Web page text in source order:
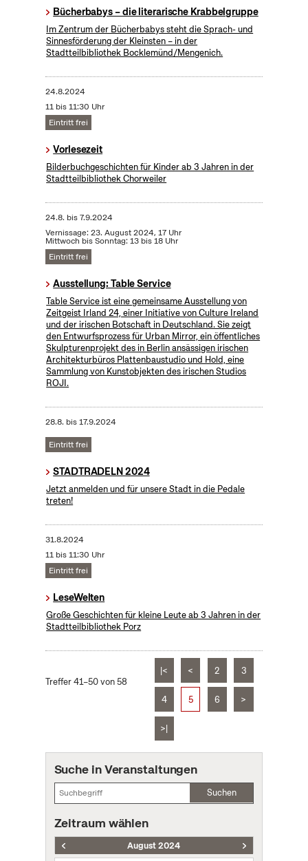
Bücherbabys – die literarische Krabbelgruppe
Im Zentrum der Bücherbabys steht die Sprach- und
Sinnesförderung der Kleinsten – in der
Stadtteilbibliothek Bocklemünd/Mengenich.
24.8.2024
11 bis 11:30 Uhr
Eintritt frei
Vorlesezeit
Bilderbuchgeschichten für Kinder ab 3 Jahren in der
Stadtteilbibliothek Chorweiler
24.8. bis7.9.2024
Vernissage: 23. August 2024, 17 Uhr
Mittwoch bis Sonntag: 13 bis 18 Uhr
Eintritt frei
Ausstellung: Table Service
Table Service ist eine gemeinsame Ausstellung von
Zeitgeist Irland 24, einer Initiative von Culture Ireland
und der irischen Botschaft in Deutschland. Sie zeigt
den Entwurfsprozess für Urban Mirror, ein öffentliches
Skulpturenprojekt des in Berlin ansässigen irischen
Architekturbüros Plattenbaustudio und Hold, eine
Sammlung von Kunstobjekten des irischen Studios
ROJI.
28.8. bis17.9.2024
Eintritt frei
STADTRADELN 2024
Jetzt anmelden und für unsere Stadt in die Pedale
treten!
31.8.2024
11 bis 11:30 Uhr
Eintritt frei
LeseWelten
Große Geschichten für kleine Leute ab 3 Jahren in der
Stadtteilbibliothek Porz
Treffer 41–50 von 58
|< < 2 3
4 5 6 >
>|
Suche in Veranstaltungen
Suchen
Zeitraum wählen
August 2024